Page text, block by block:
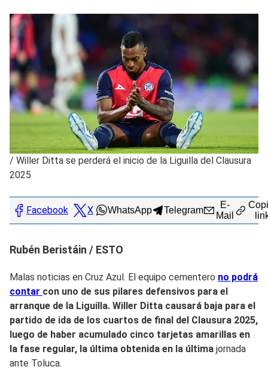
/ Willer Ditta se perderá el inicio de la Liguilla del Clausura
2025
Facebook X WhatsApp Telegram
E-
Mail
Rubén Beristáin / ESTO
Malas noticias en Cruz Azul. El equipo cementero no podrá
contar con uno de sus pilares defensivos para el
arranque de la Liguilla. Willer Ditta causará baja para el
partido de ida de los cuartos de final del Clausura 2025,
luego de haber acumulado cinco tarjetas amarillas en
la fase regular, la última obtenida en la última jornada
ante Toluca.